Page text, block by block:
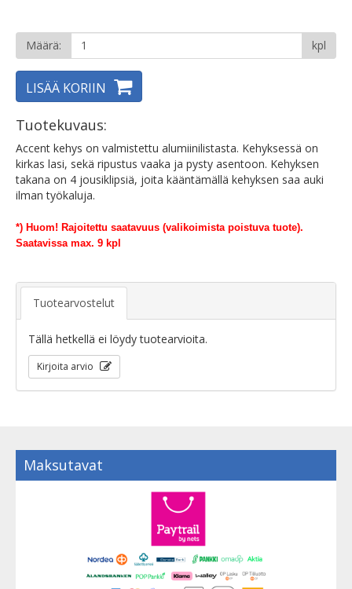
Määrä: kpl
LISÄÄ KORIIN
Tuotekuvaus:
Accent kehys on valmistettu alumiinilistasta. Kehyksessä on
kirkas lasi, sekä ripustus vaaka ja pysty asentoon. Kehyksen
takana on 4 jousiklipsiä, joita kääntämällä kehyksen saa auki
ilman työkaluja.
*) Huom! Rajoitettu saatavuus (valikoimista poistuva tuote).
Saatavissa max. 9 kpl
Tuotearvostelut
Tällä hetkellä ei löydy tuotearvioita.
Kirjoita arvio
Maksutavat